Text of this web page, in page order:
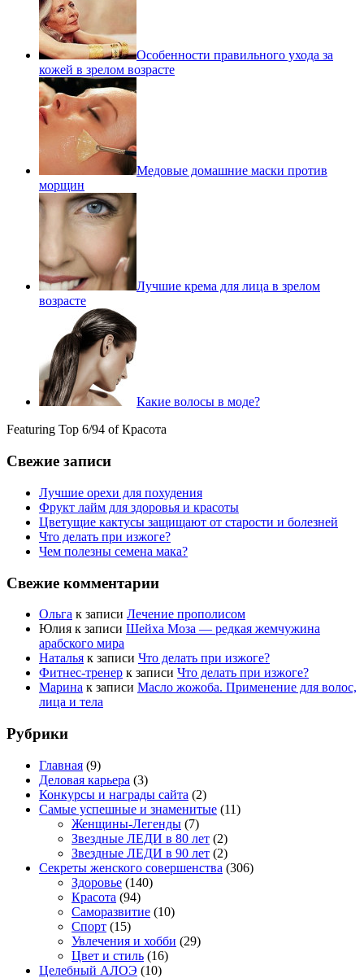
Особенности правильного ухода за
кожей в зрелом возрасте
Медовые домашние маски против
морщин
Лучшие крема для лица в зрелом
возрасте
Какие волосы в моде?
Featuring Top 6/94 of Красота
Свежие записи
Лучшие орехи для похудения
Фрукт лайм для здоровья и красоты
Цветущие кактусы защищают от старости и болезней
Что делать при изжоге?
Чем полезны семена мака?
Свежие комментарии
Ольга к записи Лечение прополисом
Юлия к записи Шейха Моза — редкая жемчужина
арабского мира
Наталья к записи Что делать при изжоге?
Фитнес-тренер к записи Что делать при изжоге?
Марина к записи Масло жожоба. Применение для волос,
лица и тела
Рубрики
Главная (9)
Деловая карьера (3)
Конкурсы и награды сайта (2)
Самые успешные и знаменитые (11)
Женщины-Легенды (7)
Звездные ЛЕДИ в 80 лет (2)
Звездные ЛЕДИ в 90 лет (2)
Секреты женского совершенства (306)
Здоровье (140)
Красота (94)
Саморазвитие (10)
Спорт (15)
Увлечения и хобби (29)
Цвет и стиль (16)
Целебный АЛОЭ (10)